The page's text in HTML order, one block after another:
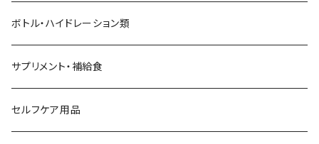
BANANA GO
Beruf Baggage
Body Glide
トートバッグ
2WAYバッグ/3WAYバッグ
その他バッグ
てぬぐい
財布
アームカバー
ボトル・ハイドレーション類
サプリメント・補給食
セルフケア用品